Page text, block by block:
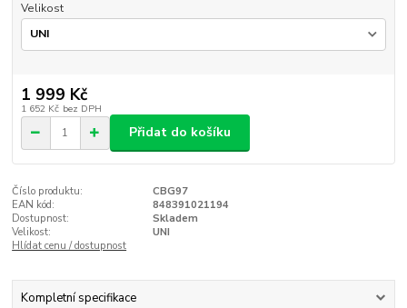
Velikost
1 999 Kč
1 652 Kč bez DPH
Přidat do košíku
Číslo produktu:
CBG97
EAN kód:
848391021194
Dostupnost:
Skladem
Velikost:
UNI
Hlídat cenu / dostupnost
Kompletní specifikace